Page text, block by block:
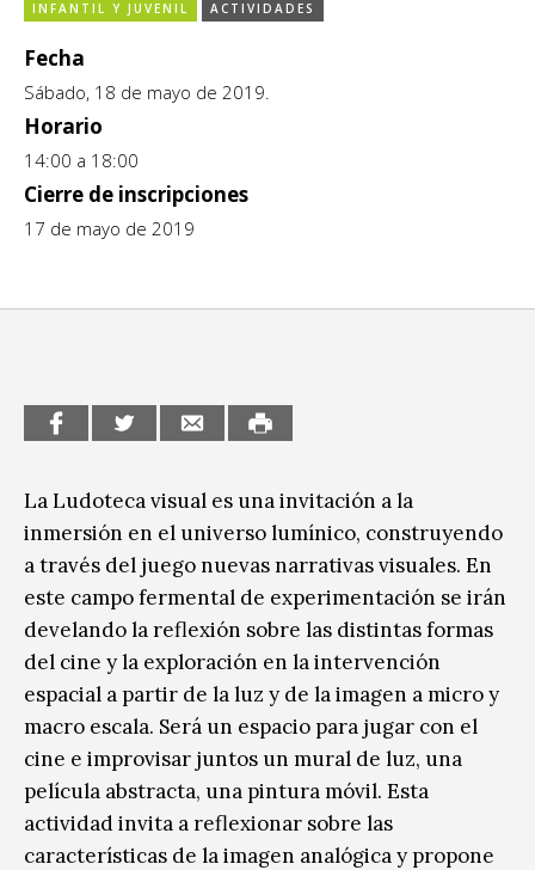
Espacio itinerante de lectura infantil
Formación
Género y Diversidad
Infantil y Juvenil
Medio Ambiente
Sin categoría
INFANTIL Y JUVENIL ACTIVIDADES
Fecha
Sábado, 18 de mayo de 2019.
Horario
14:00 a 18:00
Cierre de inscripciones
17 de mayo de 2019
La Ludoteca visual es una invitación a la
inmersión en el universo lumínico, construyendo
a través del juego nuevas narrativas visuales. En
este campo fermental de experimentación se irán
develando la reflexión sobre las distintas formas
del cine y la exploración en la intervención
espacial a partir de la luz y de la imagen a micro y
macro escala. Será un espacio para jugar con el
cine e improvisar juntos un mural de luz, una
película abstracta, una pintura móvil. Esta
actividad invita a reflexionar sobre las
características de la imagen analógica y propone